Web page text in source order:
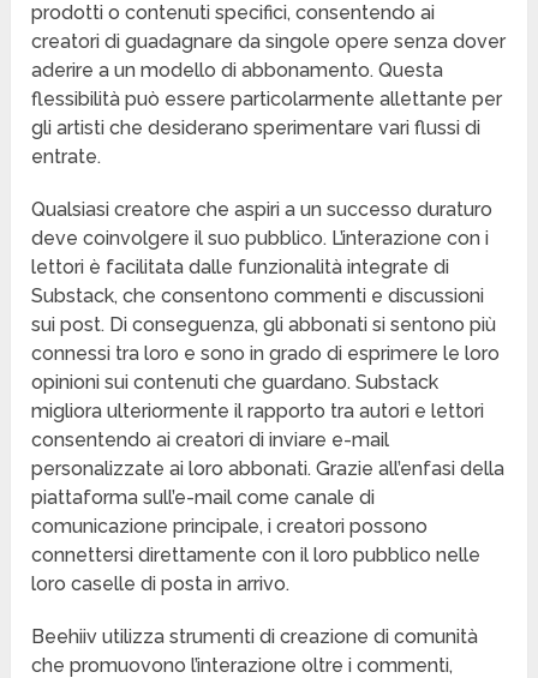
prodotti o contenuti specifici, consentendo ai
creatori di guadagnare da singole opere senza dover
aderire a un modello di abbonamento. Questa
flessibilità può essere particolarmente allettante per
gli artisti che desiderano sperimentare vari flussi di
entrate.
Qualsiasi creatore che aspiri a un successo duraturo
deve coinvolgere il suo pubblico. L’interazione con i
lettori è facilitata dalle funzionalità integrate di
Substack, che consentono commenti e discussioni
sui post. Di conseguenza, gli abbonati si sentono più
connessi tra loro e sono in grado di esprimere le loro
opinioni sui contenuti che guardano. Substack
migliora ulteriormente il rapporto tra autori e lettori
consentendo ai creatori di inviare e-mail
personalizzate ai loro abbonati. Grazie all’enfasi della
piattaforma sull’e-mail come canale di
comunicazione principale, i creatori possono
connettersi direttamente con il loro pubblico nelle
loro caselle di posta in arrivo.
Beehiiv utilizza strumenti di creazione di comunità
che promuovono l’interazione oltre i commenti,